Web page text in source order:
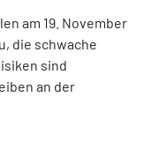
am 19. November
die schwache
sind
an der